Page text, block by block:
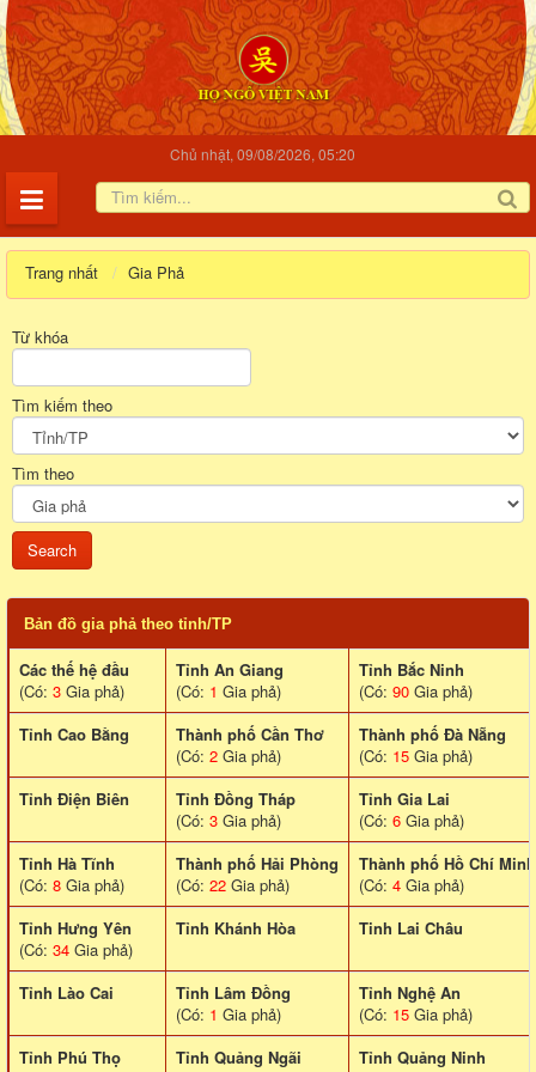
Chủ nhật, 09/08/2026, 05:20
Trang nhất Gia Phả
Từ khóa
Tìm kiếm theo
Tìm theo
Bản đồ gia phả theo tỉnh/TP
Các thế hệ đầu
(Có: 3 Gia phả)
Tỉnh An Giang
(Có: 1 Gia phả)
Tỉnh Bắc Ninh
(Có: 90 Gia phả)
Tỉnh Cao Bằng
Thành phố Cần Thơ
(Có: 2 Gia phả)
Thành phố Đà Nẵng
(Có: 15 Gia phả)
Tỉnh Điện Biên
Tỉnh Đồng Tháp
(Có: 3 Gia phả)
Tỉnh Gia Lai
(Có: 6 Gia phả)
Tỉnh Hà Tĩnh
(Có: 8 Gia phả)
Thành phố Hải Phòng
(Có: 22 Gia phả)
Thành phố Hồ Chí Minh
(Có: 4 Gia phả)
Tỉnh Hưng Yên
(Có: 34 Gia phả)
Tỉnh Khánh Hòa Tinh Lai Châu
Tỉnh Lào Cai
Tỉnh Lâm Đồng
(Có: 1 Gia phả)
Tỉnh Nghệ An
(Có: 15 Gia phả)
Tỉnh Phú Thọ
Tỉnh Quảng Ngãi
Tỉnh Quảng Ninh